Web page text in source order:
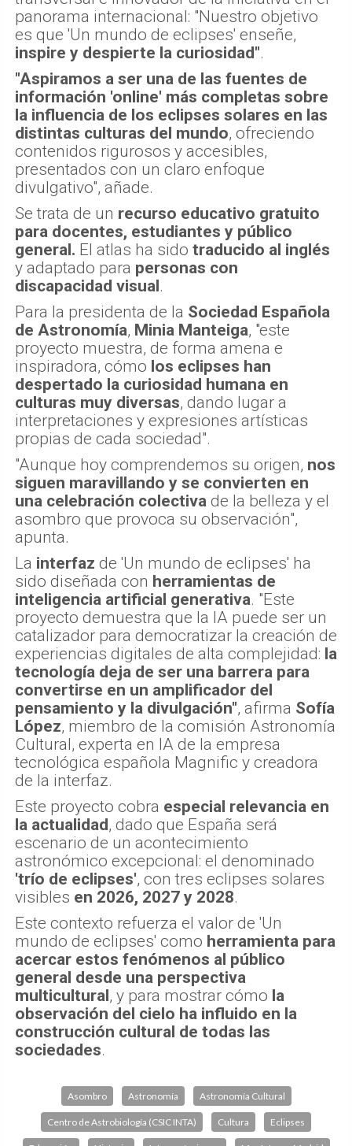
panorama internacional: "Nuestro objetivo
es que 'Un mundo de eclipses' enseñe,
inspire y despierte la curiosidad".
"Aspiramos a ser una de las fuentes de
información 'online' más completas sobre
la influencia de los eclipses solares en las
distintas culturas del mundo, ofreciendo
contenidos rigurosos y accesibles,
presentados con un claro enfoque
divulgativo", añade.
Se trata de un recurso educativo gratuito
para docentes, estudiantes y público
general. El atlas ha sido traducido al inglés
y adaptado para personas con
discapacidad visual.
Para la presidenta de la Sociedad Española
de Astronomía, Minia Manteiga, "este
proyecto muestra, de forma amena e
inspiradora, cómo los eclipses han
despertado la curiosidad humana en
culturas muy diversas, dando lugar a
interpretaciones y expresiones artísticas
propias de cada sociedad".
"Aunque hoy comprendemos su origen, nos
siguen maravillando y se convierten en
una celebración colectiva de la belleza y el
asombro que provoca su observación",
apunta.
La interfaz de 'Un mundo de eclipses' ha
sido diseñada con herramientas de
inteligencia artificial generativa. "Este
proyecto demuestra que la IA puede ser un
catalizador para democratizar la creación de
experiencias digitales de alta complejidad: la
tecnología deja de ser una barrera para
convertirse en un amplificador del
pensamiento y la divulgación", afirma Sofía
López, miembro de la comisión Astronomía
Cultural, experta en IA de la empresa
tecnológica española Magnific y creadora
de la interfaz.
Este proyecto cobra especial relevancia en
la actualidad, dado que España será
escenario de un acontecimiento
astronómico excepcional: el denominado
'trío de eclipses', con tres eclipses solares
visibles en 2026, 2027 y 2028.
Este contexto refuerza el valor de 'Un
mundo de eclipses' como herramienta para
acercar estos fenómenos al público
general desde una perspectiva
multicultural, y para mostrar cómo la
observación del cielo ha influido en la
construcción cultural de todas las
sociedades.
Asombro Astronomía Astronomía Cultural
Centro de Astrobiología (CSIC INTA) Cultura Eclipses